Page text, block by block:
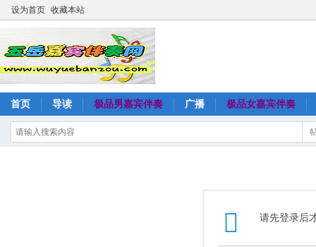
设为首页 收藏本站
首页 导读 极品男嘉宾伴奏 广播 极品女嘉宾伴奏
请先登录后